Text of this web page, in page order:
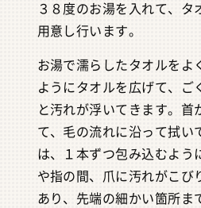
３８度のお湯を入れて、タ
用意し行います。
お湯で濡らしたタオルをよ
ようにタオルを広げて、ご
と汚れが浮いてきます。首
て、毛の流れに沿って拭い
は、１本ずつ包み込むよう
や指の間、爪に汚れがこび
あり、先端の細かい箇所ま